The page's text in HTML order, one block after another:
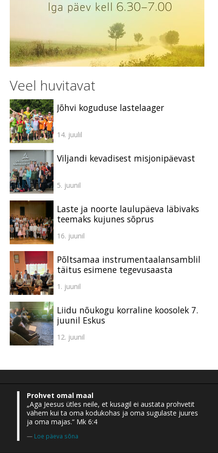
Veel huvitavat
Jõhvi koguduse lastelaager
14. juulil
Viljandi kevadisest misjonipäevast
5. juunil
Laste ja noorte laulupäeva läbivaks
teemaks kujunes sõprus
16. juunil
Põltsamaa instrumentaalansamblil
täitus esimene tegevusaasta
1. juunil
Liidu nõukogu korraline koosolek 7.
juunil Eskus
12. juunil
Prohvet omal maal
„Aga Jeesus ütles neile, et kusagil ei austata prohvetit
vähem kui ta oma kodukohas ja oma sugulaste juures
ja oma majas.“ Mk 6:4
Loe päeva sõna